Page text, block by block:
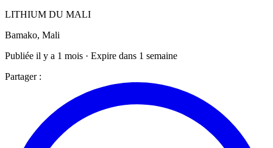
LITHIUM DU MALI
Bamako, Mali
Publiée il y a 1 mois · Expire dans 1 semaine
Partager :